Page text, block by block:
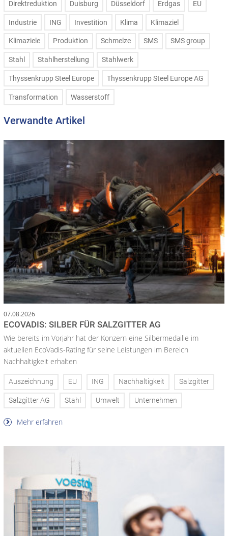
Direktreduktion Duisburg Düsseldorf Erdgas EU
Industrie ING Investition Klima Klimaziel
Klimaziele Produktion Schmelze SMS SMS group
Stahl Stahlherstellung Stahlwerk
Thyssenkrupp Steel Europe Thyssenkrupp Steel Europe AG
Transformation Wasserstoff
Verwandte Artikel
07.08.2026
ECOVADIS: SILBER FÜR SALZGITTER AG
Wie bereits im Vorjahr hat der Konzern eine Silbermedaille im
aktuellen EcoVadis-Rating für seine Leistungen im Bereich
Nachhaltigkeit erhalten
Auszeichnung EU ING Nachhaltigkeit Salzgitter
Salzgitter AG Stahl Umwelt Unternehmen
Mehr erfahren